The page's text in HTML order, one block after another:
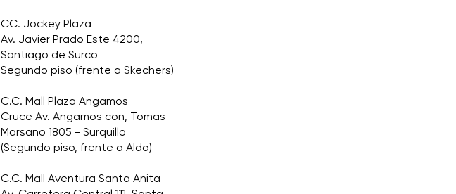
CC. Jockey Plaza
Av. Javier Prado Este 4200,
Santiago de Surco
Segundo piso (frente a Skechers)
C.C. Mall Plaza Angamos
Cruce Av. Angamos con, Tomas
Marsano 1805 - Surquillo
(Segundo piso, frente a Aldo)
C.C. Mall Aventura Santa Anita